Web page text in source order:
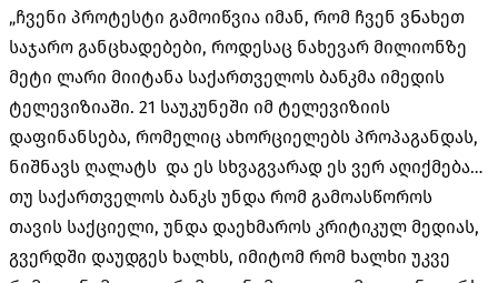
„ჩვენი პროტესტი გამოიწვია იმან, რომ ჩვენ ვᲜახეთ
საჯარო განცხადებები, როდესაც ნახევარ მილიონზე
მეტი ლარი მიიტანა საქართველოს ბანკმა იმედის
ტელევიზიაში. 21 საუკუნეში იმ ტელევიზიის
დაფინანსება, რომელიც ახორციელებს პროპაგანდას,
ნიშნავს ღალატს და ეს სხვაგვარად ეს ვერ აღიქმება…
თუ საქართველოს ბანკს უნდა რომ გამოასწოროს
თავის საქციელი, უნდა დაეხმაროს კრიტიკულ მედიას,
გვერდში დაუდგეს ხალხს, იმიტომ რომ ხალხი უკვე